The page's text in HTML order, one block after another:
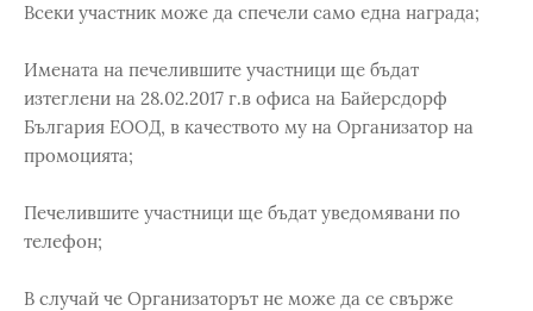
Всеки участник може да спечели само една награда;
Имената на печелившите участници ще бъдат
изтеглени на 28.02.2017 г.в офиса на Байерсдорф
България ЕООД, в качеството му на Организатор на
промоцията;
Печелившите участници ще бъдат уведомявани по
телефон;
В случай че Организаторът не може да се свърже